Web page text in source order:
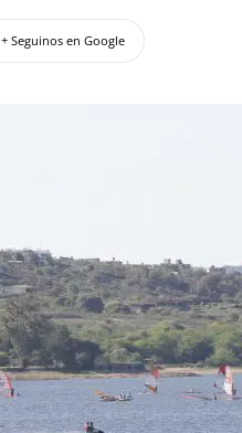
+ Seguinos en Google